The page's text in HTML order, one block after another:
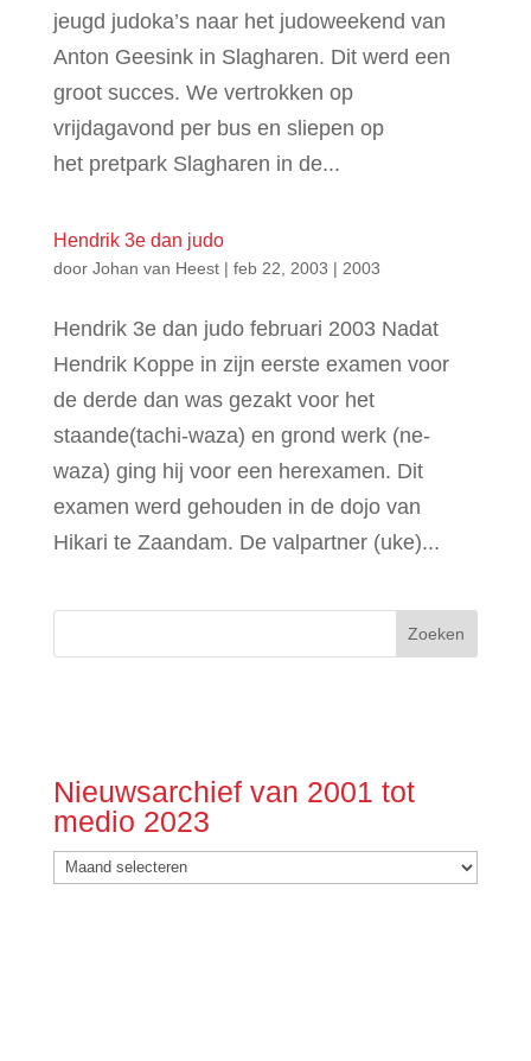
jeugd judoka’s naar het judoweekend van
Anton Geesink in Slagharen. Dit werd een
groot succes. We vertrokken op
vrijdagavond per bus en sliepen op
het pretpark Slagharen in de...
Hendrik 3e dan judo
door Johan van Heest| feb 22, 2003 | 2003
Hendrik 3e dan judo februari 2003 Nadat
Hendrik Koppe in zijn eerste examen voor
de derde dan was gezakt voor het
staande(tachi-waza) en grond werk (ne-
waza) ging hij voor een herexamen. Dit
examen werd gehouden in de dojo van
Hikari te Zaandam. De valpartner (uke)...
Nieuwsarchief van 2001 tot
medio 2023
Nieuwsarchief
van